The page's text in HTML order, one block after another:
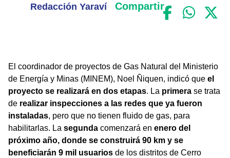
Redacción Yaraví Compartir
El coordinador de proyectos de Gas Natural del Ministerio
de Energía y Minas (MINEM), Noel Ñiquen, indicó que el
proyecto se realizará en dos etapas. La primera se trata
de realizar inspecciones a las redes que ya fueron
instaladas, pero que no tienen fluido de gas, para
habilitarlas. La segunda comenzará en enero del
próximo año, donde se construirá 90 km y se
beneficiarán 9 mil usuarios de los distritos de Cerro